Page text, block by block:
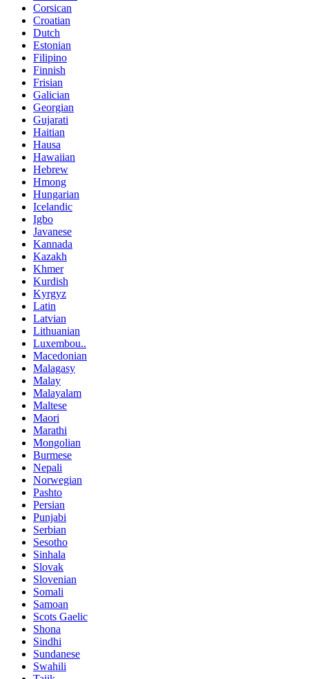
Corsican
Croatian
Dutch
Estonian
Filipino
Finnish
Frisian
Galician
Georgian
Gujarati
Haitian
Hausa
Hawaiian
Hebrew
Hmong
Hungarian
Icelandic
Igbo
Javanese
Kannada
Kazakh
Khmer
Kurdish
Kyrgyz
Latin
Latvian
Lithuanian
Luxembou..
Macedonian
Malagasy
Malay
Malayalam
Maltese
Maori
Marathi
Mongolian
Burmese
Nepali
Norwegian
Pashto
Persian
Punjabi
Serbian
Sesotho
Sinhala
Slovak
Slovenian
Somali
Samoan
Scots Gaelic
Shona
Sindhi
Sundanese
Swahili